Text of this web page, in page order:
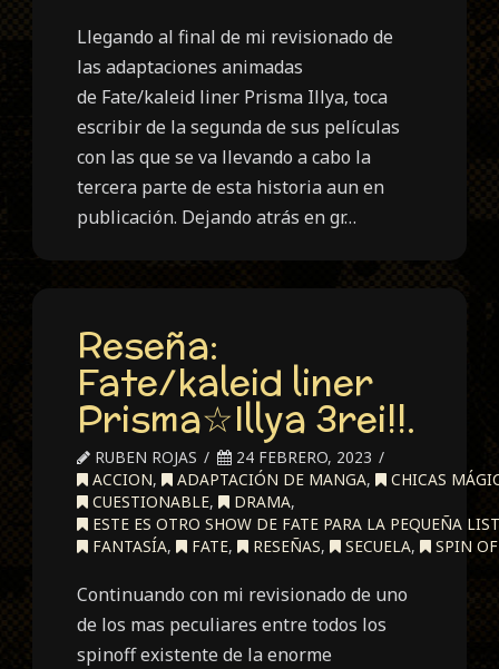
Llegando al final de mi revisionado de
las adaptaciones animadas
de Fate/kaleid liner Prisma Illya, toca
escribir de la segunda de sus películas
con las que se va llevando a cabo la
tercera parte de esta historia aun en
publicación. Dejando atrás en gr…
Reseña:
Fate/kaleid liner
Prisma☆Illya 3rei!!.
RUBEN ROJAS
24 FEBRERO, 2023
ACCION, ADAPTACIÓN DE MANGA,
CHICAS
CUESTIONABLE, DRAMA,
ESTE ES OTRO SHOW DE FATE PARA LA PEQUEÑA
FANTASÍA, FATE, RESEÑAS, SECUELA, SPIN
Continuando con mi revisionado de uno
de los mas peculiares entre todos los
spinoff existente de la enorme